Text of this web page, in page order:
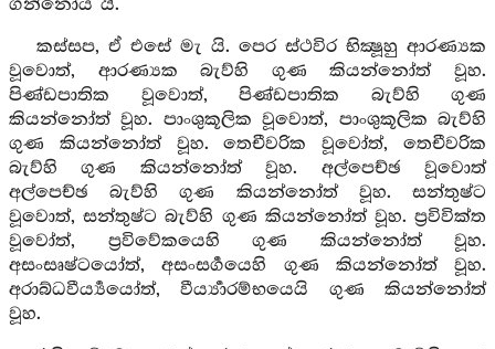
ගන්නෝය යි.
කස්සප, ඒ එසේ මැ යි. පෙර ස්ථවිර භික්‍ෂූහු ආරණ්‍යක
වූවොත්, ආරණ්‍යක බැව්හි ගුණ කියන්නෝත් වූහ.
පිණ්ඩපාතික වූවොත්, පිණ්ඩපාතික බැව්හි ගුණ
කියන්නෝත් වූහ. පාංශුකූලික වූවොත්, පාංශුකූලික බැව්හි
ගුණ කියන්නෝත් වූහ. තෙචීවරික වූවෝත්, තෙචීවරික
බැව්හි ගුණ කියන්නෝත් වූහ. අල්පෙච්ඡ වූවොත්
අල්පෙච්ඡ බැව්හි ගුණ කියන්නෝත් වූහ. සන්තුෂ්ට
වූවොත්, සන්තුෂ්ට බැව්හි ගුණ කියන්නෝත් වූහ. ප්‍රවිවික්ත
වූවෝත්, ප්‍රවිවේකයෙහි ගුණ කියන්නෝත් වූහ.
අසංසෘෂ්ටයෝත්, අසංසර්‍ගයෙහි ගුණ කියන්නෝත් වූහ.
අරාබ්ධවීර්‍ය්‍යයෝත්, වීර්‍ය්‍යාරම්භයෙයි ගුණ කියන්නෝත්
වූහ.